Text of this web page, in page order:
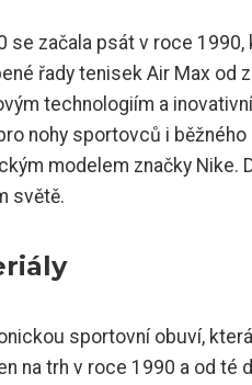
se začala psát v roce
řady tenisek Air Max
technologiím a
nohy sportovců i
modelem značky
světě.
sportovní obuví,
na trh v roce 1990 a od